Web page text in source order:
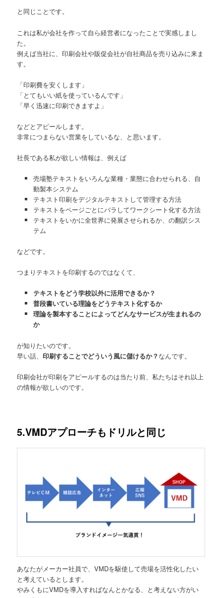
と同じことです。
これは私が会社を作って自ら経営者になったことで実感しまし
た。
例えば当社に、印刷会社や販促会社が自社商品を売り込みに来ま
す。
「印刷費を安くします」
「とてもいい紙を使っているんです」
「早く迅速に印刷できますよ」
などとアピールします。
非常につまらない営業をしているな、と思います。
社長である私が欲しい情報は、例えば
売場塾テキストをいろんな業種・業態に合わせられる、自
動製本システム
テキスト印刷をデジタルテキストして管理する方法
テキストをページごとにバラしてワークシート化する方法
テキストをいかに全世界に発展させられるか、の翻訳シス
テム
などです。
つまりテキストを印刷するのではなくて、
テキストをどう学校以外に活用できるか？
普段書いている理論をどうテキスト化するか
理論を製本することによってどんなサービスが生まれるの
か
が知りたいのです。
早い話、 印刷することでどういう風に儲けるか？ なんです。
印刷会社が印刷をアピールするのは当たり前、私たちはそれ以上
の情報が欲しいのです。
5.VMDアプローチもドリルと同じ
あなたがメーカー社員で、VMDを駆使して売場を活性化したい
と考えているとします。
やみくもにVMDを導入すればなんとかなる、と考えない方がい